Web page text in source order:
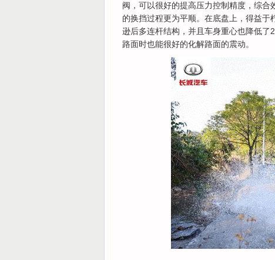
阀，可以很好的提高压力控制精度，综
的换挡过程更为平顺。在底盘上，得益
逊后多连杆结构，并且车身重心也降低
路面时也能很好的化解路面的震动。